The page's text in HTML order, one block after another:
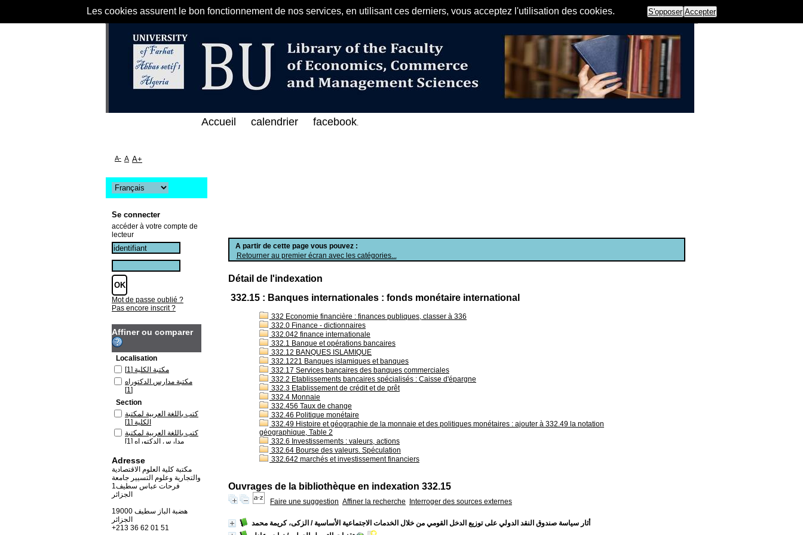
Les cookies assurent le bon fonctionnement de nos services, en utilisant ces derniers, vous acceptez l'utilisation des cookies. S'opposer Accepter
مرحبا بكم في الفهرس الإلكتروني على الخط المباشر لمكتبة كلية العلوم الاقتصادية و
A partir de cette page vous pouvez :
Retourner au premier écran avec les catégories...
Détail de l'indexation
332.15 : Banques internationales : fonds monétaire international
332 Economie financière : finances publiques, classer à 336
332.0 Finance - dictionnaires
332.042 finance internationale
332.1 Banque et opérations bancaires
332.12 BANQUES ISLAMIQUE
332.1221 Banques islamiques et banques
332.17 Services bancaires des banques commerciales
332.2 Etablissements bancaires spécialisés : Caisse d'épargne
332.3 Etablissement de crédit et de prêt
332.4 Monnaie
332.456 Taux de change
332.46 Politique monétaire
332.49 Histoire et géographie de la monnaie et des politiques monétaires : ajouter à 332.49 la notation
géographique, Table 2
332.6 Investissements : valeurs, actions
332.64 Bourse des valeurs. Spéculation
332.642 marchés et investissement financiers
Ouvrages de la bibliothèque en indexation 332.15
Faire une suggestion Affiner la recherche Interroger des sources externes
أثار سياسة صندوق النقد الدولي على توزيع الدخل القومي من خلال الخدمات الاجتماعية الأساسية / الزكى، كريمة محمد
Accueil calendrier facebook.
A- A A+
Se connecter
accéder à votre compte de
lecteur
Mot de passe oublié ?
Pas encore inscrit ?
Affiner ou comparer
Localisation
مكتبة الكلية [1]
مكتبة مدارس الدكتوراه
[1]
Section
كتب باللغة العربية لمكتبة
الكلية [1]
كتب باللغة العربية لمكتبة
مدارس الدكتوراه [1]
Adresse
مكتبة كلية العلوم الاقتصادية
والتجارية وعلوم التسيير جامعة
فرحات عباس سطيف1
الجزائر
19000 هضبة الباز سطيف
+213 36 62 01 51